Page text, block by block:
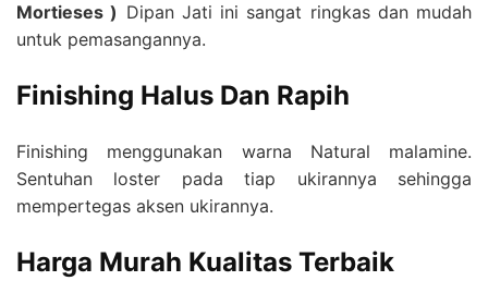
Mortieses ) Dipan Jati ini sangat ringkas dan mudah
untuk pemasangannya.
Finishing Halus Dan Rapih
Finishing menggunakan warna Natural malamine.
Sentuhan loster pada tiap ukirannya sehingga
mempertegas aksen ukirannya.
Harga Murah Kualitas Terbaik